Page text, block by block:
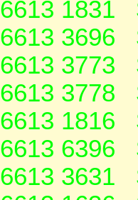
6613 1831
6613 3696
6613 3773
6613 3778
6613 1816
6613 6396
6613 3631